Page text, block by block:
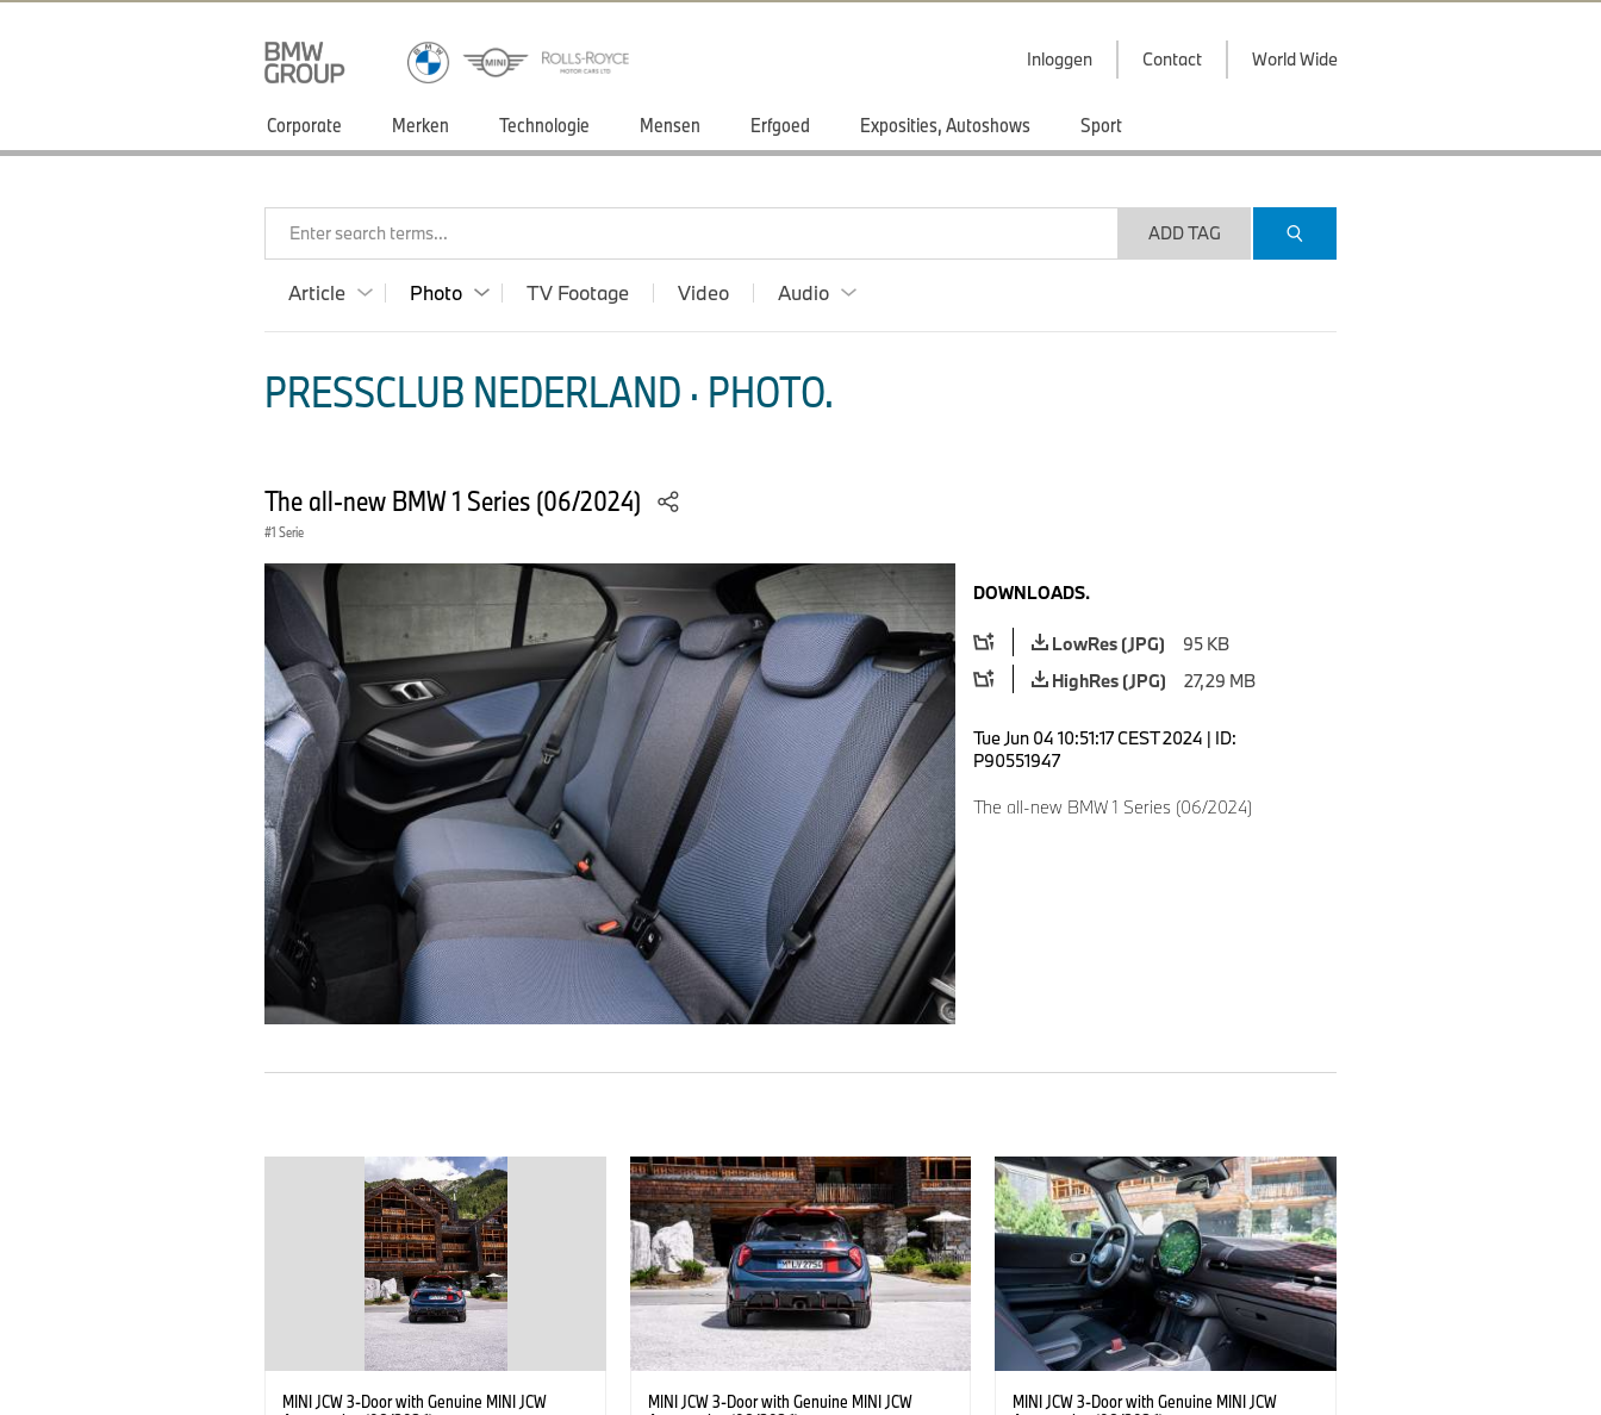
Inloggen Contact World Wide
Corporate Merken Technologie Mensen Erfgoed Exposities, Autoshows Sport
Enter search terms... ADD TAG
Article Photo TV Footage Video Audio
PRESSCLUB NEDERLAND · PHOTO.
The all-new BMW 1 Series (06/2024)
1 Serie
DOWNLOADS.
LowRes (JPG)
95 KB
HighRes (JPG)
27,29 MB
Tue Jun 04 10:51:17 CEST 2024 | ID:
P90551947
The all-new BMW 1 Series (06/2024)
MINI JCW 3-Door with Genuine MINI JCW
MINI JCW 3-Door with Genuine MINI JCW
MINI JCW 3-Door with Genuine MINI JCW